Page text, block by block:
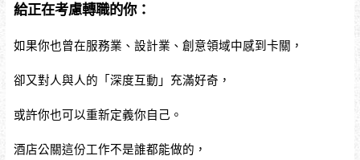
給正在考慮轉職的你：
如果你也曾在服務業、設計業、創意領域中感到卡關，
卻又對人與人的「深度互動」充滿好奇，
或許你也可以重新定義你自己。
酒店公關這份工作不是誰都能做的，